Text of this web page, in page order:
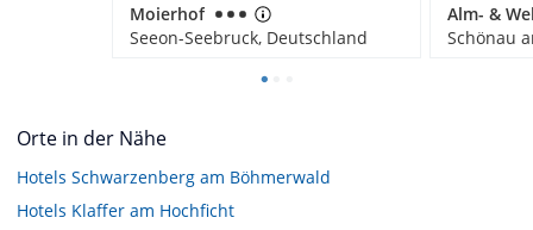
Moierhof
Seeon-Seebruck, Deutschland
Orte in der Nähe
Hotels Schwarzenberg am Böhmerwald
Hotels Klaffer am Hochficht